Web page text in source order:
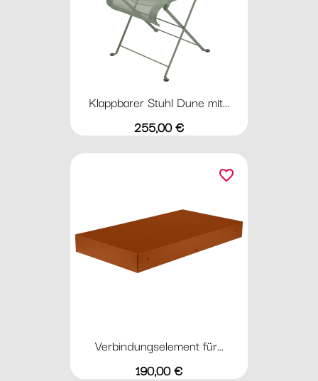
Klappbarer Stuhl Dune mit...
Preis
255,00 €
Verbindungselement für...
Preis
190,00 €
favorite_border